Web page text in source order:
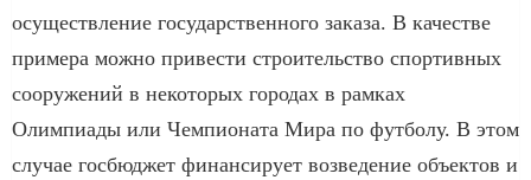
осуществление государственного заказа. В качестве
примера можно привести строительство спортивных
сооружений в некоторых городах в рамках
Олимпиады или Чемпионата Мира по футболу. В этом
случае госбюджет финансирует возведение объектов и